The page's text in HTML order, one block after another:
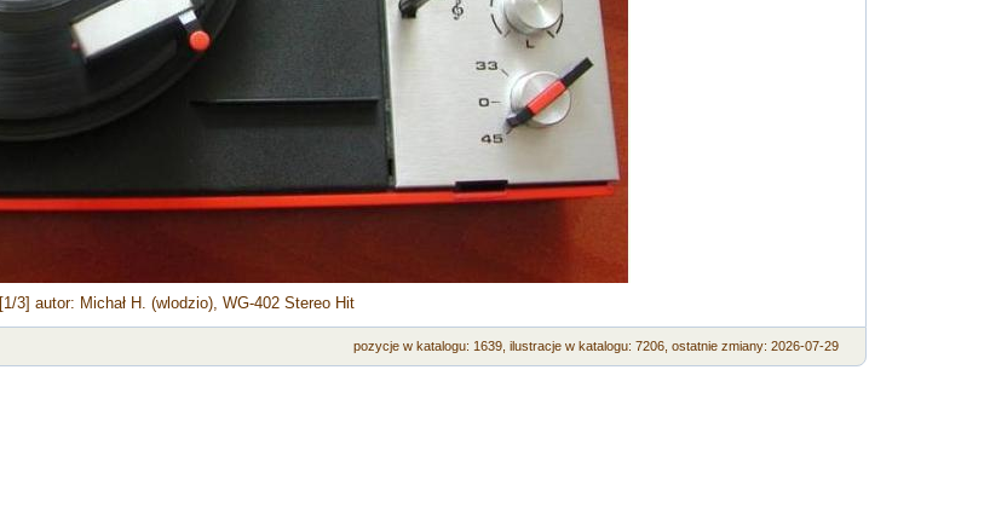
[1/3] autor: Michał H. (wlodzio), WG-402 Stereo Hit
pozycje w katalogu: 1639,ilustracje w katalogu: 7206,ostatnie zmiany: 2026-07-29